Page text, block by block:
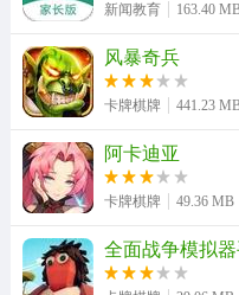
新闻教育 163.40
风暴奇兵
卡牌棋牌 441.23
阿卡迪亚
卡牌棋牌 49.36 MB
全面战争模拟